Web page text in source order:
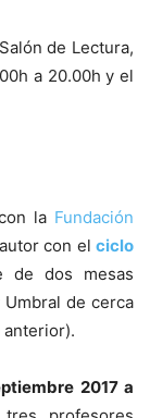
de Lectura,
a 20.00h y el
la Fundación
con elciclo
de dos mesas
de cerca
anterior).
2017 a